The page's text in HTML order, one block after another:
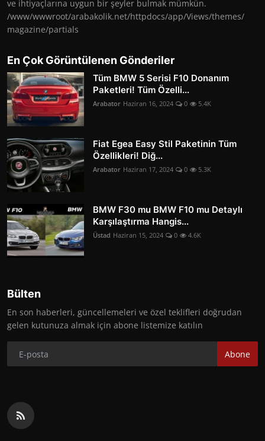
ve ihtiyaçlarına uygun bir şeyler bulmak mümkün.
/www/wwwroot/arabakolik.net/httpdocs/app/Views/themes/
magazine/partials
En Çok Görüntülenen Gönderiler
Tüm BMW 5 Serisi F10 Donanım
Paketleri! Tüm Özelli...
Arabator Haziran 16, 2024 0 5.4K
Fiat Egea Easy Stil Paketinin Tüm
Özellikleri! Diğ...
Arabator Haziran 17, 2024 0 5.3K
BMW F30 mu BMW F10 mu Detaylı
Karşılaştırma Hangis...
Üstad Haziran 15, 2024 0 4.6K
Bülten
En son haberleri, güncellemeleri ve özel teklifleri doğrudan
gelen kutunuza almak için abone listemize katılın
Abone